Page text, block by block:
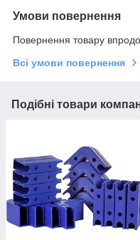
Умови повернення
Повернення товару
Всі умови повернення
Подібні товари